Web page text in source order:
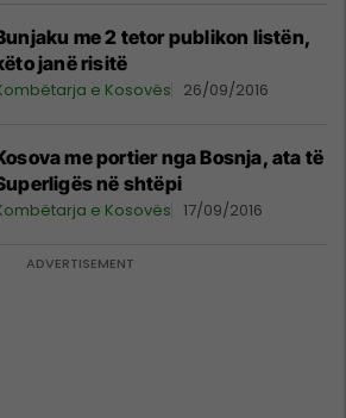
me 2 tetor publikon listën,
janë risitë
e Kosovës 26/09/2016
me portier nga Bosnja, ata të
në shtëpi
e Kosovës 17/09/2016